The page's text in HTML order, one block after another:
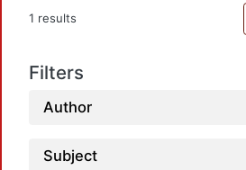
1 results
Filters
Author
Subject